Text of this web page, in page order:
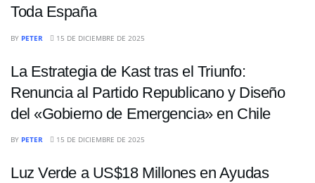
Toda España
BY PETER 15 DE DICIEMBRE DE 2025
La Estrategia de Kast tras el Triunfo:
Renuncia al Partido Republicano y Diseño
del «Gobierno de Emergencia» en Chile
BY PETER 15 DE DICIEMBRE DE 2025
Luz Verde a US$18 Millones en Ayudas